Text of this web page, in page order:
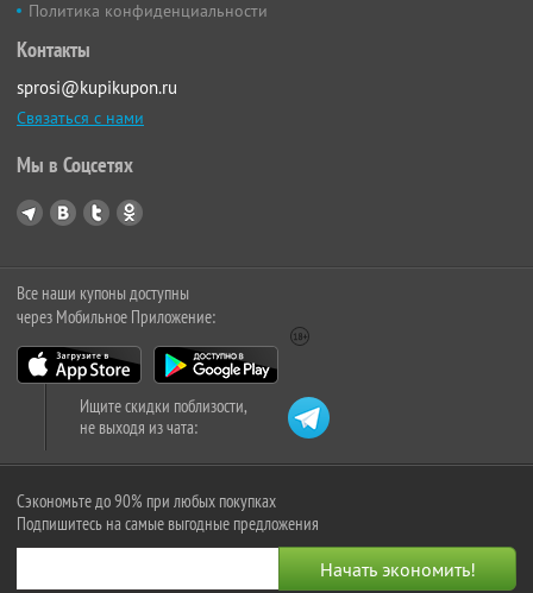
Политика конфиденциальности
Контакты
sprosi@kupikupon.ru
Связаться с нами
Мы в Соцсетях
Все наши купоны доступны
через Мобильное Приложение:
Ищите скидки поблизости,
не выходя из чата:
Сэкономьте до 90% при любых покупках
Подпишитесь на самые выгодные предложения